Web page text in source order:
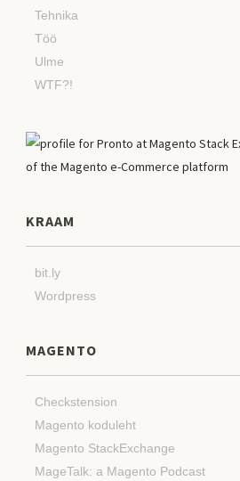
Tehnika
Töö
Ulme
WTF?!
KRAAM
bit.ly
Wordpress
MAGENTO
Checkstension
Magento koduleht
Magento StackExchange
MageTalk: a Magento Podcast